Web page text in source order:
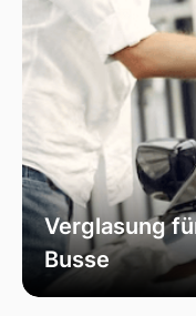
Verglasung
Busse
Unsere